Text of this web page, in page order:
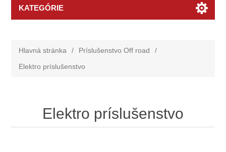
KATEGÓRIE
Hlavná stránka / Príslušenstvo Off road
/
Elektro príslušenstvo
Elektro príslušenstvo